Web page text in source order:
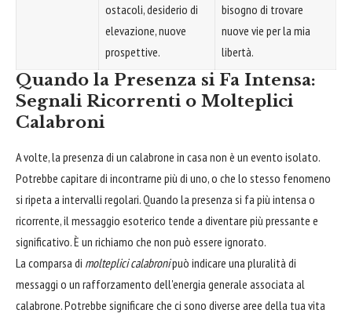
ostacoli, desiderio di
elevazione, nuove
prospettive.
bisogno di trovare
nuove vie per la mia
libertà.
Quando la Presenza si Fa Intensa:
Segnali Ricorrenti o Molteplici
Calabroni
A volte, la presenza di un calabrone in casa non è un evento isolato.
Potrebbe capitare di incontrarne più di uno, o che lo stesso fenomeno
si ripeta a intervalli regolari. Quando la presenza si fa più intensa o
ricorrente, il messaggio esoterico tende a diventare più pressante e
significativo. È un richiamo che non può essere ignorato.
La comparsa di molteplici calabronipuò indicare una pluralità di
messaggi o un rafforzamento dell'energia generale associata al
calabrone. Potrebbe significare che ci sono diverse aree della tua vita